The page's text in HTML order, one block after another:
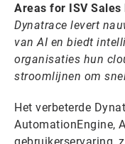
Areas for ISV
Dynatrace levert
van AI en biedt
organisaties hun
stroomlijnen om
Het verbeterde
AutomationEngine,